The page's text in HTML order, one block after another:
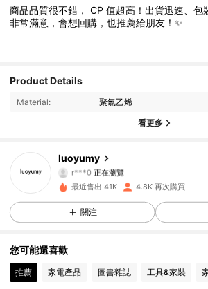
商品品質很不錯，CP值超高！出貨迅速、包
非常滿意，會想回購，也推薦給朋友！✨
Product Details
Material: 聚氯乙烯
看更多
luoyumy
4.82
r***0 正在瀏覽
4.82
978 追蹤者
4.82 978 追蹤者
4.82
最近售出 41K 4.8K 再次購買
關注
您可能還喜歡
推薦 家電產品 圖書雜誌 工具&家裝